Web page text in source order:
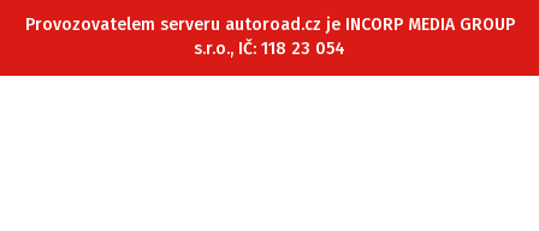
Provozovatelem serveru autoroad.cz je INCORP MEDIA GROUP
s.r.o., IČ: 118 23 054